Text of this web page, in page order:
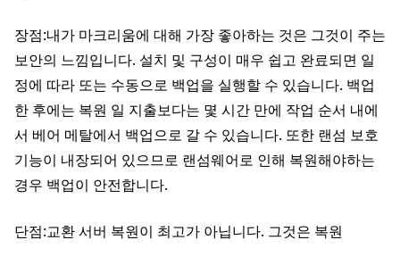
장점:내가 마크리움에 대해 가장 좋아하는 것은 그것이 주는
보안의 느낌입니다. 설치 및 구성이 매우 쉽고 완료되면 일
정에 따라 또는 수동으로 백업을 실행할 수 있습니다. 백업
한 후에는 복원 일 지출보다는 몇 시간 만에 작업 순서 내에
서 베어 메탈에서 백업으로 갈 수 있습니다. 또한 랜섬 보호
기능이 내장되어 있으므로 랜섬웨어로 인해 복원해야하는
경우 백업이 안전합니다.
단점:교환 서버 복원이 최고가 아닙니다. 그것은 복원